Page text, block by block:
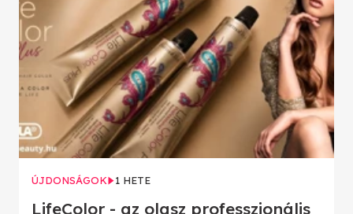
ÚJDONSÁGOK 1 HETE
LifeColor - az olasz professzionális